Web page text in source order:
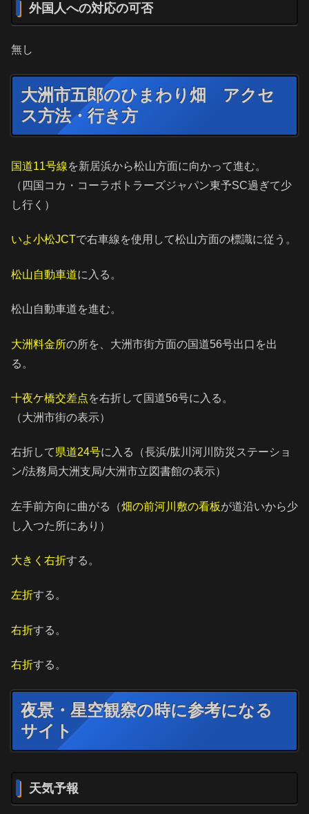
外国人への対応の可否
無し
大洲市五郎のひまわり畑 アクセ
ス方法・行き方
国道11号線を新居浜から松山方面に向かって進む。
（四国コカ・コーラボトラーズジャパン東予SC過ぎて少
し行く）
いよ小松JCTで右車線を使用して松山方面の標識に従う。
松山自動車道に入る。
松山自動車道を進む。
大洲料金所の所を、大洲市街方面の国道56号出口を出
る。
十夜ケ橋交差点を右折して国道56号に入る。
（大洲市街の表示）
右折して県道24号に入る（長浜/肱川河川防災ステーショ
ン/法務局大洲支局/大洲市立図書館の表示）
左手前方向に曲がる（畑の前河川敷の看板が道沿いから少
し入つた所にあり）
大きく右折する。
左折する。
右折する。
右折する。
夜景・星空観察の時に参考になる
サイト
天気予報